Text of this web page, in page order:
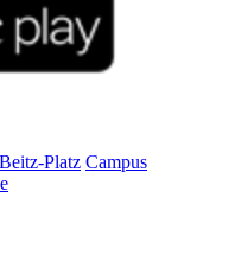
Platz Campus